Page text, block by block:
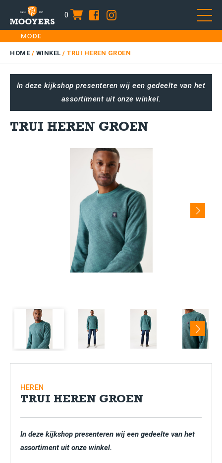
0 item
Skip
to
content
HOME
DAMES
KIDS
PLUS SIZE
HOME/ WINKEL / TRUI HEREN GROEN
In deze kijkshop presenteren wij een gedeelte van het
assortiment uit onze winkel.
TRUI HEREN GROEN
Next
Next
HEREN
TRUI HEREN GROEN
In deze kijkshop presenteren wij een gedeelte van het
assortiment uit onze winkel.